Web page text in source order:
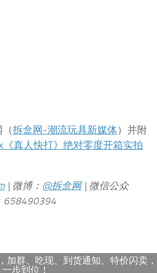
拆盒网-潮流玩具新媒体）并附
《真人快打》绝对零度开箱实拍
| 微博： @拆盒网| 微信公众
658490394
加群、吃现、到货通知、特价闪卖，
一步到位！